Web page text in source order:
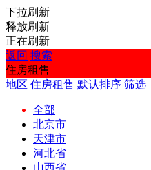
下拉刷新
释放刷新
正在刷新
返回 搜索
住房租售
地区 住房租售 默认排序 筛选
全部
北京市
天津市
河北省
山西省